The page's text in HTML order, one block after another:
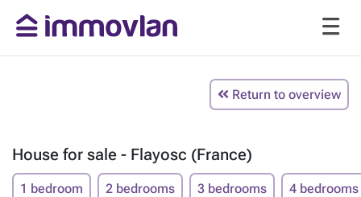
Return to overview
House for sale - Flayosc (France)
1 bedroom 2 bedrooms 3 bedrooms 4 bedrooms